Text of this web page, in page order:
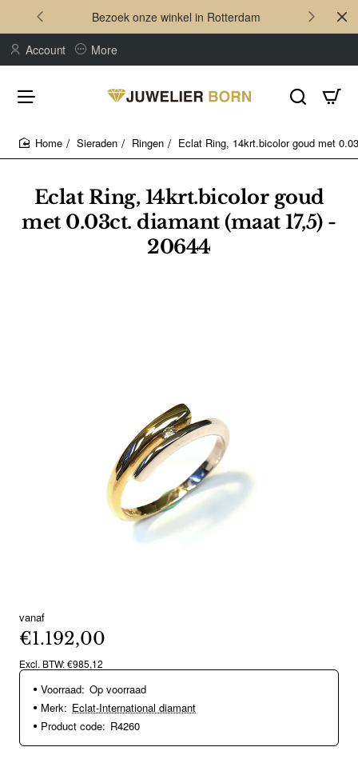
Bezoek onze winkel in Rotterdam
Account More
Eclat Ring, 14krt.bicolor goud
met 0.03ct. diamant (maat 17,5) -
20644
Sieraden Ringen Eclat Ring, 14krt.bicolor goud met
vanaf
€1.192,00
Excl. BTW: €985,12
Voorraad: Op voorraad
Merk: Eclat-International diamant
Product code: R4260